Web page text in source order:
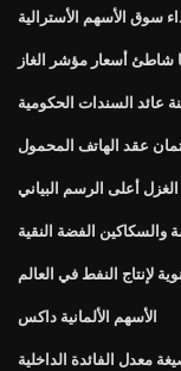
سوق الأسهم الأسترالية
شاطئ أسعار مؤشر الغاز
عقد الهاتف المحمول
الغزل أعلى الرسم البياني
والسكاكين الفضة النقية
لإنتاج النفط في العالم
الأسهم الألمانية داكس
معدل الفائدة الداخلية